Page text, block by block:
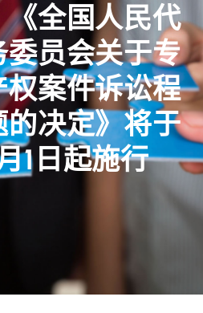
《全国人民代
员会关于专
案件诉讼程
决定》将于
1日起施行